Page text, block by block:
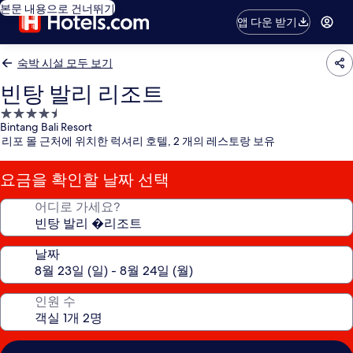
본문 내용으로 건너뛰기
앱 다운 받기
숙박 시설 모두 보기
빈탕 발리 리조트
4.5
성
급
숙
박
시
Bintang Bali Resort
리포 몰 근처에 위치한 럭셔리 호텔, 2 개의 레스토랑 보유
요금을 확인할 날짜 선택
어디로 가세요?
날짜
인원 수